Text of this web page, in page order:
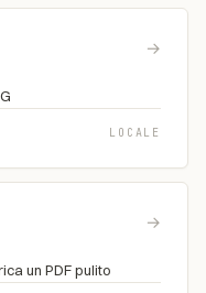
→
LOCALE
→
un PDF pulito